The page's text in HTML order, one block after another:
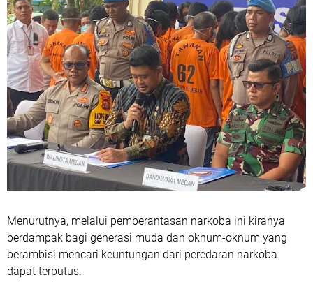
Menurutnya, melalui pemberantasan narkoba ini kiranya
berdampak bagi generasi muda dan oknum-oknum yang
berambisi mencari keuntungan dari peredaran narkoba
dapat terputus.